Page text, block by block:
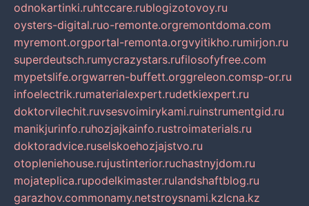
odnokartinki.ruhtccare.rublogizotovoy.ru
oysters-digital.ruo-remonte.orgremontdoma.com
myremont.orgportal-remonta.orgvyitikho.rumirjon.ru
superdeutsch.rumycrazystars.rufilosofyfree.com
mypetslife.orgwarren-buffett.orggreleon.comsp-or.ru
infoelectrik.rumaterialexpert.rudetkiexpert.ru
doktorvilechit.ruvsesvoimirykami.ruinstrumentgid.ru
manikjurinfo.ruhozjajkainfo.rustroimaterials.ru
doktoradvice.ruselskoehozjajstvo.ru
otopleniehouse.rujustinterior.ruchastnyjdom.ru
mojateplica.rupodelkimaster.rulandshaftblog.ru
garazhov.commonamy.netstroysnami.kzlcna.kz